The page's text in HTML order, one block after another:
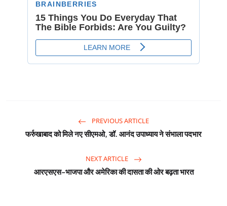
PREVIOUS ARTICLE
फर्रुखाबाद को मिले नए सीएमओ, डॉ. आनंद उपाध्याय ने संभाला पदभार
NEXT ARTICLE
आरएसएस-भाजपा और अमेरिका की दासता की ओर बढ़ता भारत